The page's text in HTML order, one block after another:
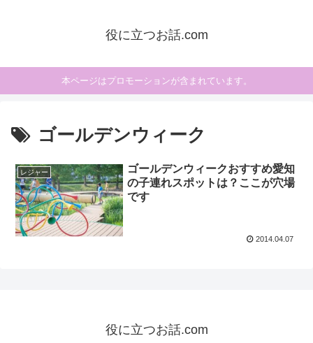
役に立つお話.com
本ページはプロモーションが含まれています。
ゴールデンウィーク
レジャー
ゴールデンウィークおすすめ愛知
の子連れスポットは？ここが穴場
です
2014.04.07
役に立つお話.com